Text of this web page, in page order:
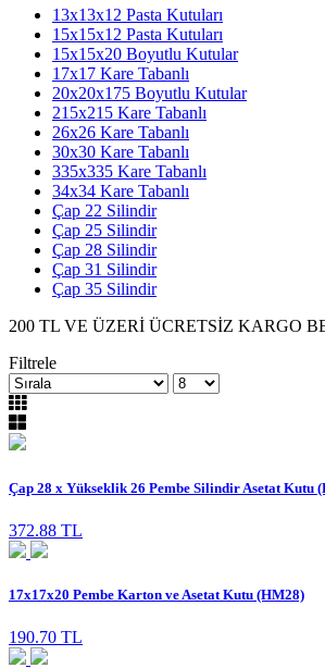
13x13x12 Pasta Kutuları
15x15x12 Pasta Kutuları
15x15x20 Boyutlu Kutular
17x17 Kare Tabanlı
20x20x175 Boyutlu Kutular
215x215 Kare Tabanlı
26x26 Kare Tabanlı
30x30 Kare Tabanlı
335x335 Kare Tabanlı
34x34 Kare Tabanlı
Çap 22 Silindir
Çap 25 Silindir
Çap 28 Silindir
Çap 31 Silindir
Çap 35 Silindir
200 TL VE ÜZERİ ÜCRETSİZ KARGO
Filtrele
Çap 28 x Yükseklik 26 Pembe Silindir Asetat Kutu
372.88 TL
17x17x20 Pembe Karton ve Asetat Kutu (HM28)
190.70 TL